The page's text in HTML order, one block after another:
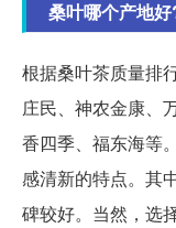
桑叶哪个产地好
根据桑叶茶质量排
庄民、神农金康、
香四季、福东海等
感清新的特点。其
碑较好。当然，选